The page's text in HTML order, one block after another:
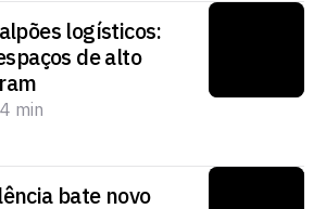
logísticos:
de alto
4 min
bate novo